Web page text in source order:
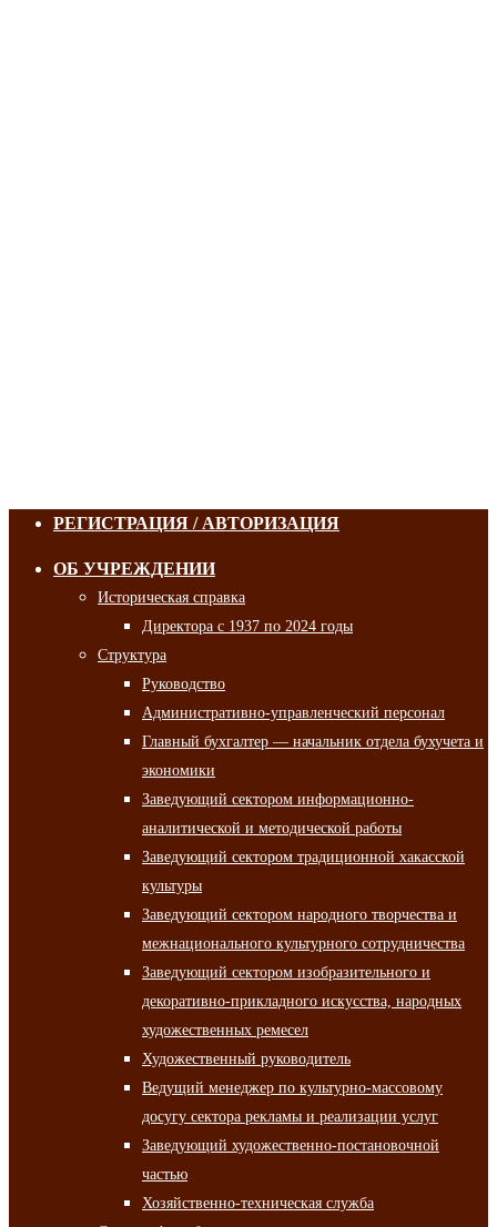
РЕГИСТРАЦИЯ / АВТОРИЗАЦИЯ
ОБ УЧРЕЖДЕНИИ
Историческая справка
Директора с 1937 по 2024 годы
Структура
Руководство
Административно-управленческий персонал
Главный бухгалтер — начальник отдела бухучета и
экономики
Заведующий сектором информационно-
аналитической и методической работы
Заведующий сектором традиционной хакасской
культуры
Заведующий сектором народного творчества и
межнационального культурного сотрудничества
Заведующий сектором изобразительного и
декоративно-прикладного искусства, народных
художественных ремесел
Художественный руководитель
Ведущий менеджер по культурно-массовому
досугу сектора рекламы и реализации услуг
Заведующий художественно-постановочной
частью
Хозяйственно-техническая служба